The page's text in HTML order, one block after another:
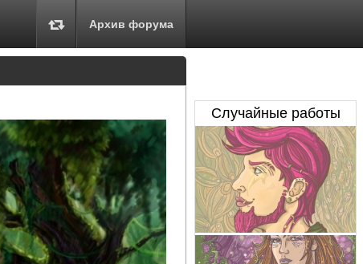
Архив форума
Случайные работы